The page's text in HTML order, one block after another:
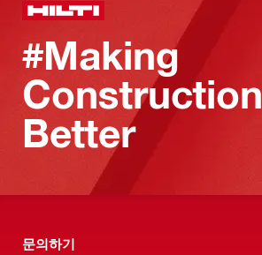
#Making
Construction
Better
문의하기